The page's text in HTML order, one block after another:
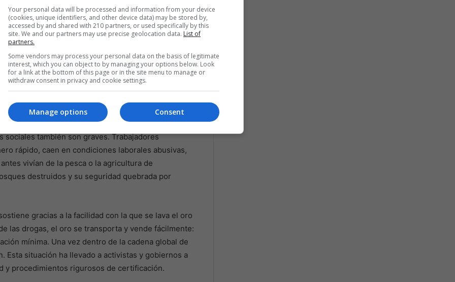
ríos que sostienen tanto a comunidades
las redes del narcotráfico. Grupos que trafican
sus ingresos, aprovechando su logística y
a cambio de “seguridad” o directamente
como método de dominio. En algunos casos,
para la minería a gran escala, como
sociales también son graves. Trabajadores
rápido, caen en condiciones laborales abusivas,
vivían de la pesca o la agricultura de
destruidos y su seguridad quebrada por
gracias a la facilidad con la que se lava el oro
las drogas, el oro se transporta y vende fácilmente:
mínima. Una vez dentro de la cadena global de
situación ha llevado a activistas y gobiernos a
y procedimientos rigurosos de certificación.
Your personal data will be processed and information from your device
(cookies, unique identifiers, and other device data) may be stored by,
accessed by and shared with 210 partners, or used specifically by this
site. We and our partners may use precise geolocation data. List of
partners.
Some vendors may process your personal data on the basis of legitimate
interest, which you can object to by managing your options below. Look
for a link at the bottom of this page or in the site menu to manage or
withdraw consent in privacy and cookie settings.
Consent
Manage options